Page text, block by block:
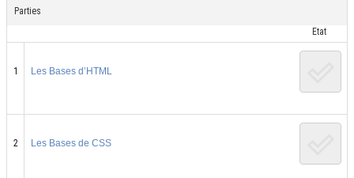
Parties
Etat
1 Les Bases d’HTML
2 Les Bases de CSS